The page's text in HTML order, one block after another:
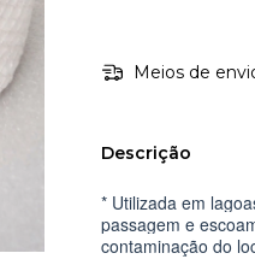
Meios de
Descrição
* Utilizada em
passagem e
contaminação do